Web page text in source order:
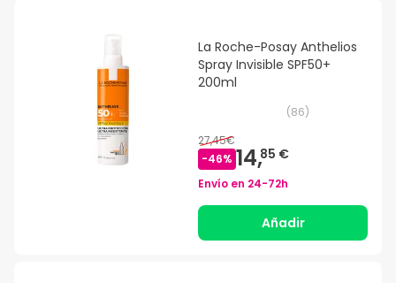
La Roche-Posay Anthelios
Spray Invisible SPF50+
200ml
(86)
27,45€
-46% 14,85 €
Envío en 24-72h
Añadir